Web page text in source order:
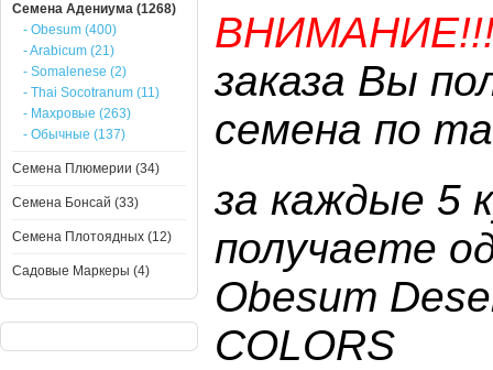
Семена Адениума (1268)
- Obesum (400)
- Arabicum (21)
- Somalenese (2)
- Thai Socotranum (11)
- Махровые (263)
- Обычные (137)
Семена Плюмерии (34)
Семена Бонсай (33)
Семена Плотоядных (12)
Садовые Маркеры (4)
заказа Вы
семена по
за каждые 5
получаете
Obesum
COLORS